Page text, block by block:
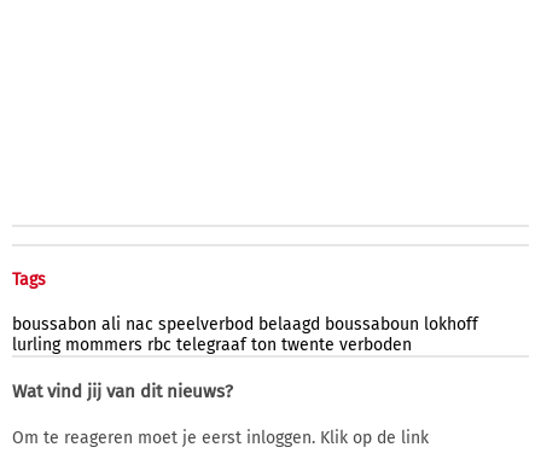
Tags
boussabon ali nac speelverbod belaagd boussaboun lokhoff
lurling mommers rbc telegraaf ton twente verboden
Wat vind jij van dit nieuws?
Om te reageren moet je eerst inloggen. Klik op de link